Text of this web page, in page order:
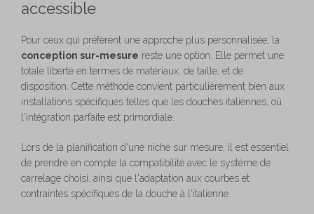
accessible
Pour ceux qui préfèrent une approche plus personnalisée, la
conception sur-mesure reste une option. Elle permet une
totale liberté en termes de matériaux, de taille, et de
disposition. Cette méthode convient particulièrement bien aux
installations spécifiques telles que les douches italiennes, où
l'intégration parfaite est primordiale.
Lors de la planification d'une niche sur mesure, il est essentiel
de prendre en compte la compatibilité avec le système de
carrelage choisi, ainsi que l'adaptation aux courbes et
contraintes spécifiques de la douche à l'italienne.